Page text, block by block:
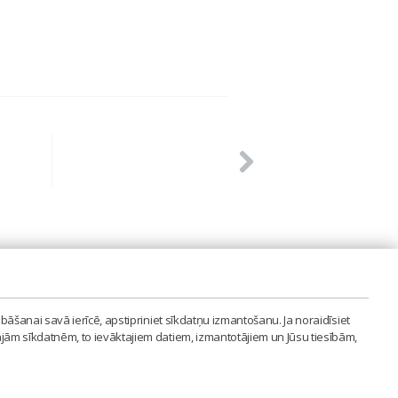
savā ierīcē, apstipriniet sīkdatņu izmantošanu. Ja noraidīsiet
sīkdatnēm, to ievāktajiem datiem, izmantotājiem un Jūsu tiesībām,